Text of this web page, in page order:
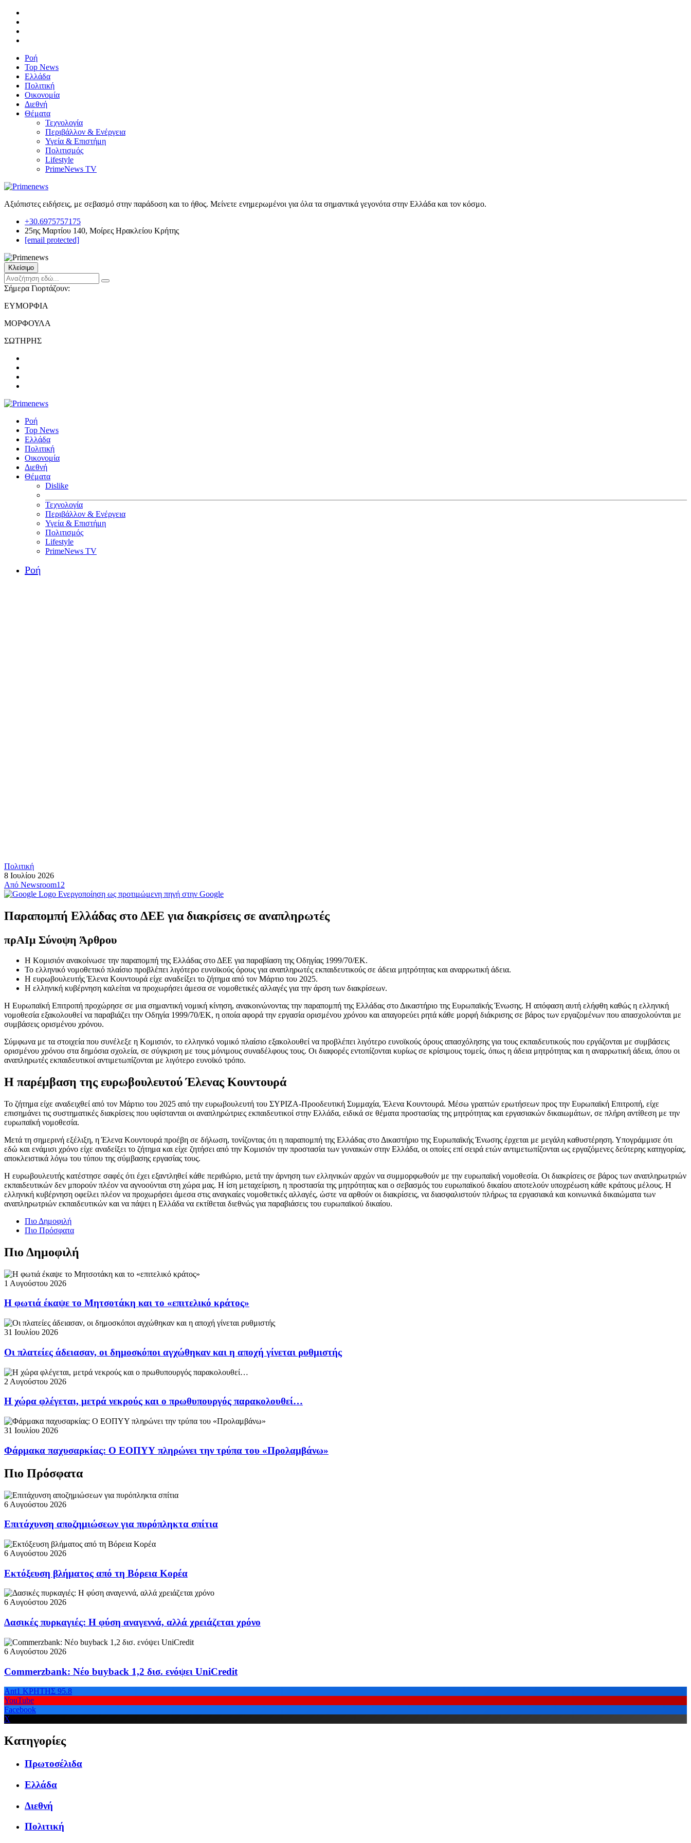
Ροή
Top News
Ελλάδα
Πολιτική
Οικονομία
Διεθνή
Θέματα
Τεχνολογία
Περιβάλλον & Ενέργεια
Υγεία & Επιστήμη
Πολιτισμός
Lifestyle
PrimeNews TV
Αξιόπιστες ειδήσεις, με σεβασμό στην παράδοση και το ήθος. Μείνετε ενημερωμένοι για όλα τα σημαντικά γεγονότα στην Ελλάδα και τον κόσμο.
+30.6975757175
25ης Μαρτίου 140, Μοίρες Ηρακλείου Κρήτης
[email protected]
Κλείσιμο
Σήμερα Γιορτάζουν:
ΕΥΜΟΡΦΙΑ
ΜΟΡΦΟΥΛΑ
ΣΩΤΗΡΗΣ
Ροή
Top News
Ελλάδα
Πολιτική
Οικονομία
Διεθνή
Θέματα
Dislike
Τεχνολογία
Περιβάλλον & Ενέργεια
Υγεία & Επιστήμη
Πολιτισμός
Lifestyle
PrimeNews TV
Ροή
Πολιτική
8 Ιουλίου 2026
Από Newsroom12
Ενεργοποίηση ως προτιμώμενη πηγή στην Google
Παραπομπή Ελλάδας στο ΔΕΕ για διακρίσεις σε αναπληρωτές
πρΑΙμ Σύνοψη Άρθρου
Η Κομισιόν ανακοίνωσε την παραπομπή της Ελλάδας στο ΔΕΕ για παραβίαση της Οδηγίας 1999/70/ΕΚ.
Το ελληνικό νομοθετικό πλαίσιο προβλέπει λιγότερο ευνοϊκούς όρους για αναπληρωτές εκπαιδευτικούς σε άδεια μητρότητας και αναρρωτική άδεια.
Η ευρωβουλευτής Έλενα Κουντουρά είχε αναδείξει το ζήτημα από τον Μάρτιο του 2025.
Η ελληνική κυβέρνηση καλείται να προχωρήσει άμεσα σε νομοθετικές αλλαγές για την άρση των διακρίσεων.
Η Ευρωπαϊκή Επιτροπή προχώρησε σε μια σημαντική νομική κίνηση, ανακοινώνοντας την παραπομπή της Ελλάδας στο Δικαστήριο της Ευρωπαϊκής Ένωσης. Η απόφαση αυτή ελήφθη καθώς η ελληνική
νομοθεσία εξακολουθεί να παραβιάζει την Οδηγία 1999/70/ΕΚ, η οποία αφορά την εργασία ορισμένου χρόνου και απαγορεύει ρητά κάθε μορφή διάκρισης σε βάρος των εργαζομένων που απασχολούνται με
συμβάσεις ορισμένου χρόνου.
Σύμφωνα με τα στοιχεία που συνέλεξε η Κομισιόν, το ελληνικό νομικό πλαίσιο εξακολουθεί να προβλέπει λιγότερο ευνοϊκούς όρους απασχόλησης για τους εκπαιδευτικούς που εργάζονται με συμβάσεις
ορισμένου χρόνου στα δημόσια σχολεία, σε σύγκριση με τους μόνιμους συναδέλφους τους. Οι διαφορές εντοπίζονται κυρίως σε κρίσιμους τομείς, όπως η άδεια μητρότητας και η αναρρωτική άδεια, όπου οι
αναπληρωτές εκπαιδευτικοί αντιμετωπίζονται με λιγότερο ευνοϊκό τρόπο.
Η παρέμβαση της ευρωβουλευτού Έλενας Κουντουρά
Το ζήτημα είχε αναδειχθεί από τον Μάρτιο του 2025 από την ευρωβουλευτή του ΣΥΡΙΖΑ-Προοδευτική Συμμαχία, Έλενα Κουντουρά. Μέσω γραπτών ερωτήσεων προς την Ευρωπαϊκή Επιτροπή, είχε
επισημάνει τις συστηματικές διακρίσεις που υφίστανται οι αναπληρώτριες εκπαιδευτικοί στην Ελλάδα, ειδικά σε θέματα προστασίας της μητρότητας και εργασιακών δικαιωμάτων, σε πλήρη αντίθεση με την
ευρωπαϊκή νομοθεσία.
Μετά τη σημερινή εξέλιξη, η Έλενα Κουντουρά προέβη σε δήλωση, τονίζοντας ότι η παραπομπή της Ελλάδας στο Δικαστήριο της Ευρωπαϊκής Ένωσης έρχεται με μεγάλη καθυστέρηση. Υπογράμμισε ότι
εδώ και ενάμισι χρόνο είχε αναδείξει το ζήτημα και είχε ζητήσει από την Κομισιόν την προστασία των γυναικών στην Ελλάδα, οι οποίες επί σειρά ετών αντιμετωπίζονται ως εργαζόμενες δεύτερης κατηγορίας,
αποκλειστικά λόγω του τύπου της σύμβασης εργασίας τους.
Η ευρωβουλευτής κατέστησε σαφές ότι έχει εξαντληθεί κάθε περιθώριο, μετά την άρνηση των ελληνικών αρχών να συμμορφωθούν με την ευρωπαϊκή νομοθεσία. Οι διακρίσεις σε βάρος των αναπληρωτριών
εκπαιδευτικών δεν μπορούν πλέον να αγνοούνται στη χώρα μας. Η ίση μεταχείριση, η προστασία της μητρότητας και ο σεβασμός του ευρωπαϊκού δικαίου αποτελούν υποχρέωση κάθε κράτους μέλους. Η
ελληνική κυβέρνηση οφείλει πλέον να προχωρήσει άμεσα στις αναγκαίες νομοθετικές αλλαγές, ώστε να αρθούν οι διακρίσεις, να διασφαλιστούν πλήρως τα εργασιακά και κοινωνικά δικαιώματα των
αναπληρωτριών εκπαιδευτικών και να πάψει η Ελλάδα να εκτίθεται διεθνώς για παραβιάσεις του ευρωπαϊκού δικαίου.
Πιο Δημοφιλή
Πιο Πρόσφατα
Πιο Δημοφιλή
1 Αυγούστου 2026
Η φωτιά έκαψε το Μητσοτάκη και το «επιτελικό κράτος»
31 Ιουλίου 2026
Οι πλατείες άδειασαν, οι δημοσκόποι αγχώθηκαν και η αποχή γίνεται ρυθμιστής
2 Αυγούστου 2026
Η χώρα φλέγεται, μετρά νεκρούς και ο πρωθυπουργός παρακολουθεί…
31 Ιουλίου 2026
Φάρμακα παχυσαρκίας: Ο ΕΟΠΥΥ πληρώνει την τρύπα του «Προλαμβάνω»
Πιο Πρόσφατα
6 Αυγούστου 2026
Επιτάχυνση αποζημιώσεων για πυρόπληκτα σπίτια
6 Αυγούστου 2026
Εκτόξευση βλήματος από τη Βόρεια Κορέα
6 Αυγούστου 2026
Δασικές πυρκαγιές: Η φύση αναγεννά, αλλά χρειάζεται χρόνο
6 Αυγούστου 2026
Commerzbank: Νέο buyback 1,2 δισ. ενόψει UniCredit
Ant1 ΚΡΗΤΗΣ 95.8
YouTube
Facebook
X
Κατηγορίες
Πρωτοσέλιδα
Ελλάδα
Διεθνή
Πολιτική